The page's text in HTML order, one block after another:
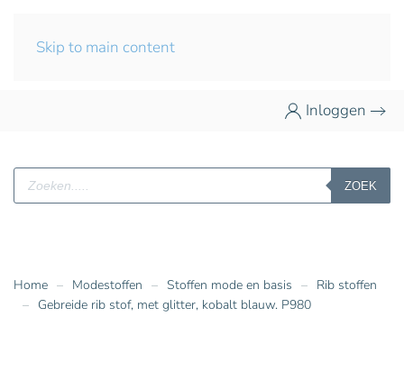
Skip to main content
Inloggen
Producten
zoeken
ZOEK
Home Modestoffen Stoffen mode en basis
Rib stoffen
Gebreide rib stof, met glitter, kobalt blauw. P980